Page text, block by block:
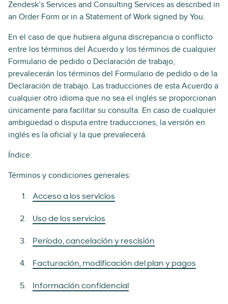
Zendesk’s Services and Consulting Services as described in
an Order Form or in a Statement of Work signed by You.
En el caso de que hubiera alguna discrepancia o conflicto
entre los términos del Acuerdo y los términos de cualquier
Formulario de pedido o Declaración de trabajo,
prevalecerán los términos del Formulario de pedido o de la
Declaración de trabajo. Las traducciones de esta Acuerdo a
cualquier otro idioma que no sea el inglés se proporcionan
únicamente para facilitar su consulta. En caso de cualquier
ambigüedad o disputa entre traducciones, la versión en
inglés es la oficial y la que prevalecerá.
Índice:
Términos y condiciones generales:
Acceso a los servicios
Uso de los servicios
Período, cancelación y rescisión
Facturación, modificación del plan y pagos
Información confidencial